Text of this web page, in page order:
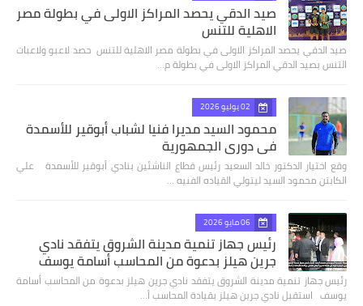
صيد الدقي يحصد المراكز الاولى في بطولة مصر
الاهلية للتنس
صيد الدقي يحصد المراكز الاولى في بطولة مصر الاهلية للتنس حصد لاعبو ولاعبات
التنس بصيد الدقي المراكز الاولى في بطولة م…
02 يوليو 2026
محمود السيد مديرا فنيا لشباب أبوقير للأسمدة
في دوري الجمهورية
وقع اختيار الدكتور خالد السعيد رئيس قطاع الناشئين بنادي أبوقير للأسمدة علي
الكابتن محمود السيد ليتولي القياده الفنيه …
06 مايو 2026
رئيس جهاز تنمية مدينة الشروق يتفقد نادي
جرين هيلز بدعوة من المحاسب أسامة يوسف
رئيس جهاز تنمية مدينة الشروق يتفقد نادي جرين هيلز بدعوة من المحاسب أسامة
يوسف استقبل نادي جرين هيلز بقيادة المحاسب أ…